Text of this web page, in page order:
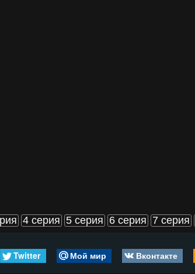
4 серия 5 серия 6 серия 7 серия
Twitter Мой мир Вконтакте